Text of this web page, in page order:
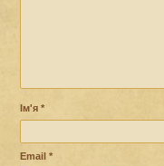
Ім'я *
Email *